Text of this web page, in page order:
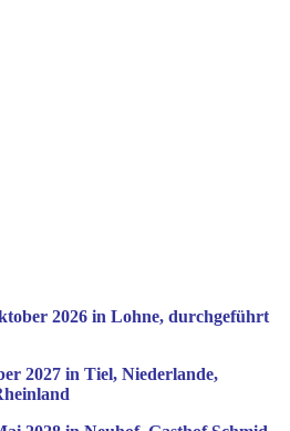
2026 in Lohne, durchgeführt
2027 in Tiel, Niederlande,